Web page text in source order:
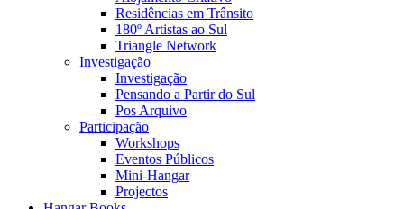
Residências em Trânsito
180º Artistas ao Sul
Triangle Network
Investigação
Investigação
Pensando a Partir do Sul
Pos Arquivo
Participação
Workshops
Eventos Públicos
Mini-Hangar
Projectos